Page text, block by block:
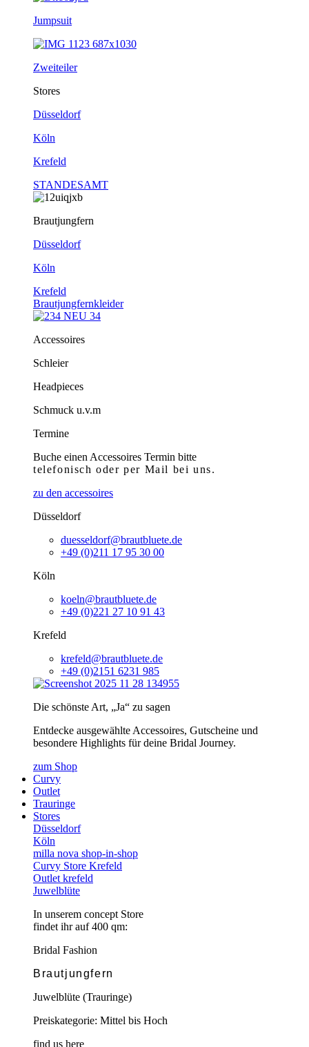
Jumpsuit
Zweiteiler
Stores
Düsseldorf
Köln
Krefeld
STANDESAMT
Brautjungfern
Düsseldorf
Köln
Krefeld
Brautjungfernkleider
Accessoires
Schleier
Headpieces
Schmuck u.v.m
Termine
Buche einen Accessoires Termin bitte
telefonischoder per Mail bei uns.
zu den accessoires
Düsseldorf
duesseldorf@brautbluete.de
+49 (0)211 17 95 30 00
Köln
koeln@brautbluete.de
+49 (0)221 27 10 91 43
Krefeld
krefeld@brautbluete.de
+49 (0)2151 6231 985
Die schönste Art, „Ja“ zu sagen
Entdecke ausgewählte Accessoires, Gutscheine und
besondere Highlights für deine Bridal Journey.
zum Shop
Curvy
Outlet
Trauringe
Stores
Düsseldorf
Köln
milla nova shop-in-shop
Curvy Store Krefeld
Outlet krefeld
Juwelblüte
In unserem concept Store
findet ihr auf 400 qm:
Bridal Fashion
Brautjungfern
Juwelblüte (Trauringe)
Preiskategorie: Mittel bis Hoch
find us here